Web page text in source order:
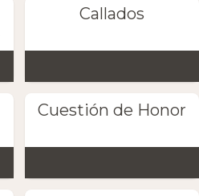
Callados
Cuestión de Honor